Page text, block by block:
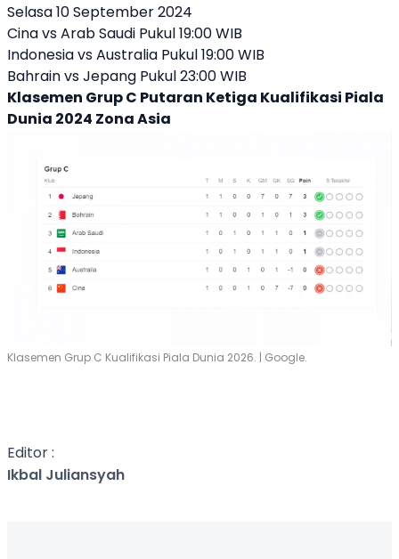
Selasa 10 September 2024
Cina vs Arab Saudi Pukul 19:00 WIB
Indonesia vs Australia Pukul 19:00 WIB
Bahrain vs Jepang Pukul 23:00 WIB
Klasemen Grup C Putaran Ketiga Kualifikasi Piala
Dunia 2024 Zona Asia
Klasemen Grup C Kualifikasi Piala Dunia 2026. | Google.
Editor :
Ikbal Juliansyah